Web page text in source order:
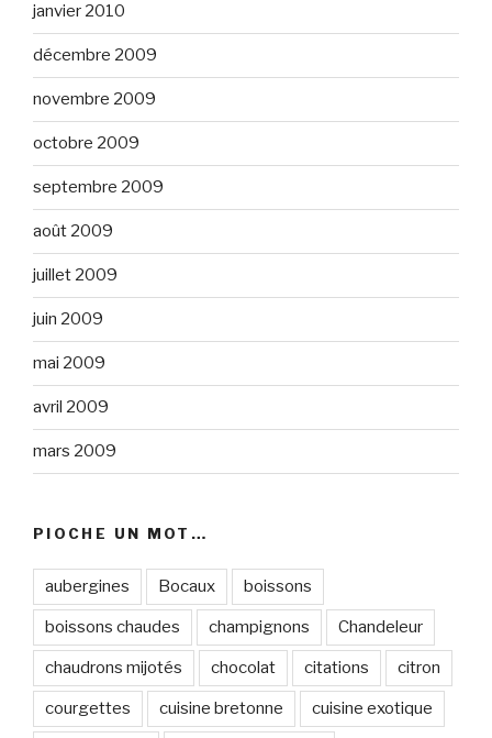
janvier 2010
décembre 2009
novembre 2009
octobre 2009
septembre 2009
août 2009
juillet 2009
juin 2009
mai 2009
avril 2009
mars 2009
PIOCHE UN MOT…
aubergines Bocaux boissons
boissons chaudes champignons Chandeleur
chaudrons mijotés chocolat citations citron
courgettes cuisine bretonne cuisine exotique